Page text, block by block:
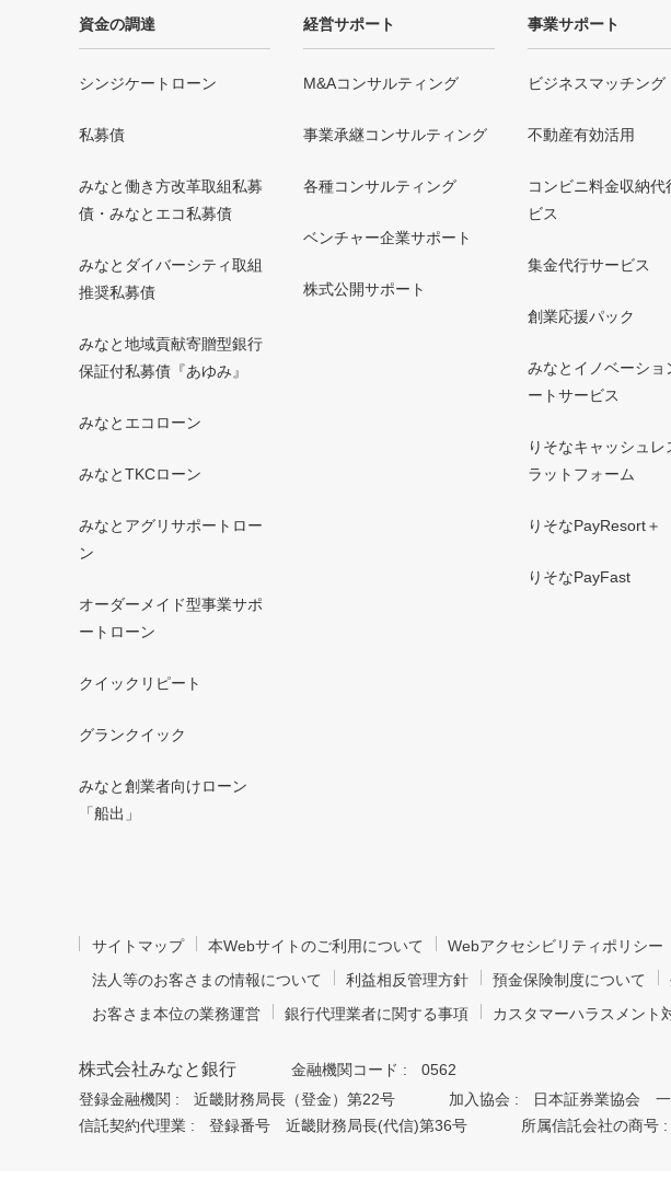
資金の調達
シンジケートローン
私募債
みなと働き方改革取組私募
債・みなとエコ私募債
みなとダイバーシティ取組
推奨私募債
みなと地域貢献寄贈型銀行
保証付私募債『あゆみ』
みなとエコローン
みなとTKCローン
みなとアグリサポートロー
ン
オーダーメイド型事業サポ
ートローン
クイックリピート
グランクイック
みなと創業者向けローン
「船出」
経営サポート
M&Aコンサルティング
事業承継コンサルティング
各種コンサルティング
ベンチャー企業サポート
株式公開サポート
事業サポート
ビジネスマッチング
不動産有効活用
コンビニ料金収納代
ビス
集金代行サービス
創業応援パック
みなとイノベーショ
ートサービス
りそなキャッシュレ
ラットフォーム
りそなPayResort＋
りそなPayFast
サイトマップ 本Webサイトのご利用について Webアクセシビリティポリシー
法人等のお客さまの情報について
利益相反管理方針 預金保険制度について
お客さま本位の業務運営
銀行代理業者に関する事項 カスタマーハラスメント
株式会社みなと銀行 金融機関コード :
0562
登録金融機関 :
近畿財務局長（登金）第22号 加入協会 :
日本証券業協会 一
信託契約代理業 :
登録番号 近畿財務局長(代信)第36号 所属信託会社の商号 :